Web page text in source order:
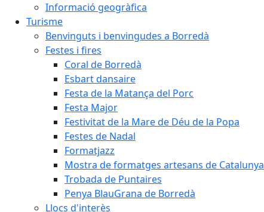
Informació geogràfica
Turisme
Benvinguts i benvingudes a Borredà
Festes i fires
Coral de Borredà
Esbart dansaire
Festa de la Matança del Porc
Festa Major
Festivitat de la Mare de Déu de la Popa
Festes de Nadal
Formatjazz
Mostra de formatges artesans de Catalunya
Trobada de Puntaires
Penya BlauGrana de Borredà
Llocs d'interès